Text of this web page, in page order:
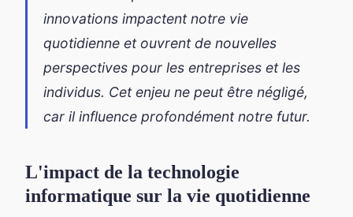
innovations impactent notre vie
quotidienne et ouvrent de nouvelles
perspectives pour les entreprises et les
individus. Cet enjeu ne peut être négligé,
car il influence profondément notre futur.
L'impact de la technologie
informatique sur la vie quotidienne